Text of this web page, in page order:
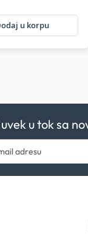
u korpu
u tok sa